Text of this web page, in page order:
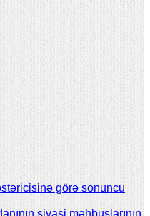
görə sonuncu
siyasi məhbuslarının